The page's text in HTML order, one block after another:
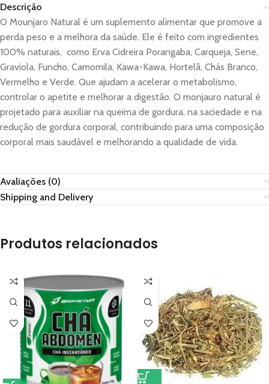
Descrição
O Mounjaro Natural é um suplemento alimentar que promove a
perda peso e a melhora da saúde. Ele é feito com ingredientes
100% naturais, como Erva Cidreira Porangaba, Carqueja, Sene,
Graviola, Funcho, Camomila, Kawa-Kawa, Hortelã, Chás Branco,
Vermelho e Verde. Que ajudam a acelerar o metabolismo,
controlar o apetite e melhorar a digestão. O monjauro natural é
projetado para auxiliar na queima de gordura, na saciedade e na
redução de gordura corporal, contribuindo para uma composição
corporal mais saudável e melhorando a qualidade de vida.
Avaliações (0)
Shipping and Delivery
Produtos relacionados